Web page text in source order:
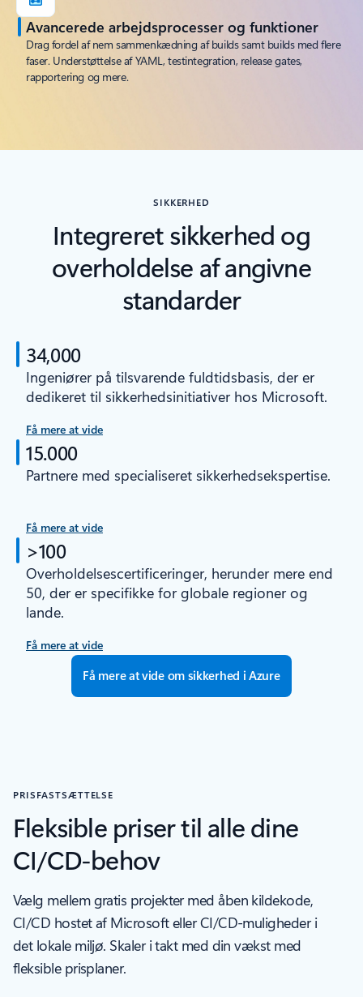
Avancerede arbejdsprocesser og funktioner
Drag fordel af nem sammenkædning af builds samt builds med flere
faser. Understøttelse af YAML, testintegration, release gates,
rapportering og mere.
SIKKERHED
Integreret sikkerhed og
overholdelse af angivne
standarder
34,000
Ingeniører på tilsvarende fuldtidsbasis, der er
dedikeret til sikkerhedsinitiativer hos Microsoft.
Få mere at vide
15.000
Partnere med specialiseret sikkerhedsekspertise.
Få mere at vide
>100
Overholdelsescertificeringer, herunder mere end
50, der er specifikke for globale regioner og
lande.
Få mere at vide
Få mere at vide om sikkerhed i Azure
PRISFASTSÆTTELSE
Fleksible priser til alle dine
CI/CD-behov
Vælg mellem gratis projekter med åben kildekode,
CI/CD hostet af Microsoft eller CI/CD-muligheder i
det lokale miljø. Skaler i takt med din vækst med
fleksible prisplaner.